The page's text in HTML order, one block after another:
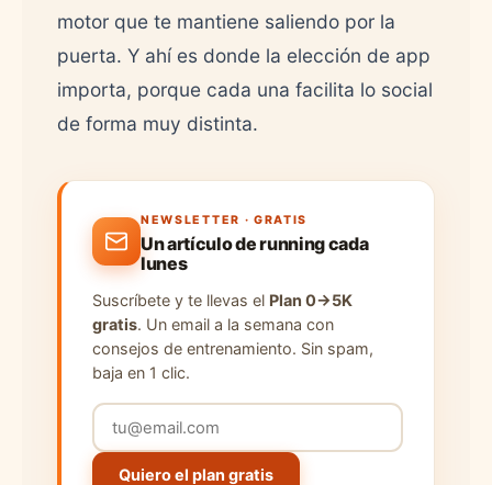
motor que te mantiene saliendo por la
puerta. Y ahí es donde la elección de app
importa, porque cada una facilita lo social
de forma muy distinta.
NEWSLETTER · GRATIS
Un artículo de running cada
lunes
Suscríbete y te llevas el Plan 0→5K
gratis. Un email a la semana con
consejos de entrenamiento. Sin spam,
baja en 1 clic.
Quiero el plan gratis